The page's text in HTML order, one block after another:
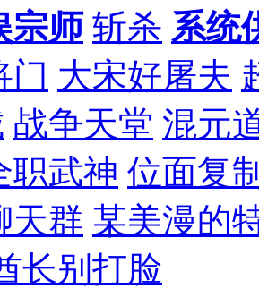
宗师 斩杀 系统
门 大宋好屠夫
战争天堂 混元
职武神 位面复
天群 某美漫的
长别打脸